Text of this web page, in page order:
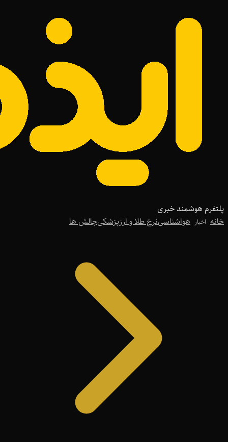
پلتفرم هوشمند خبری
خانه اخبار هواشناسینرخ طلا و ارزپزشکیچالش ها